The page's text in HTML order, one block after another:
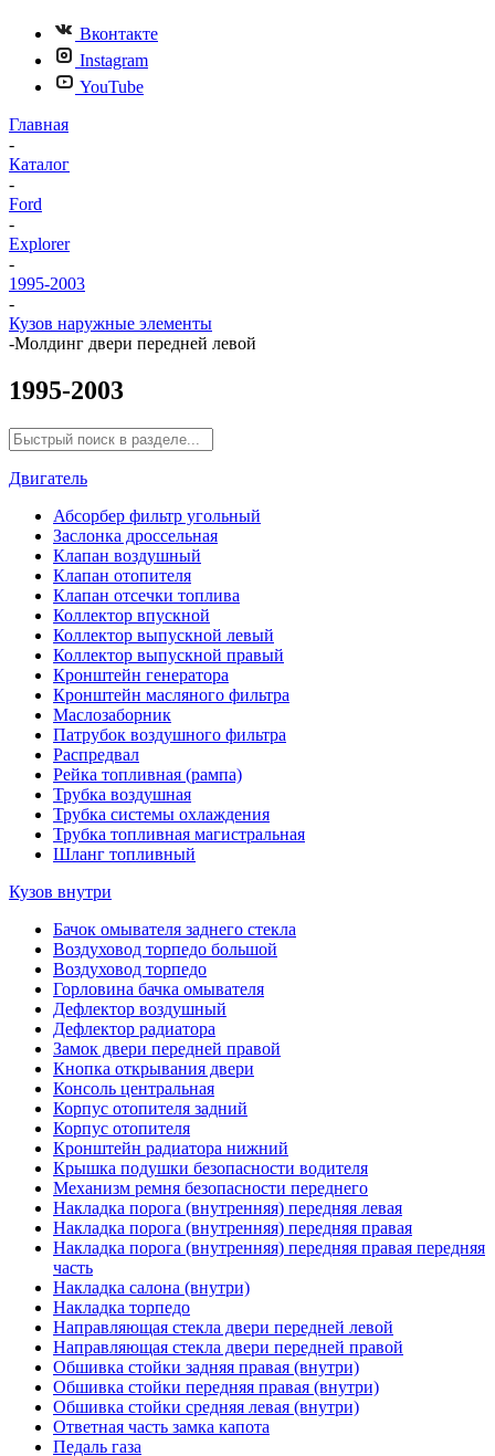
Вконтакте
Instagram
YouTube
Главная
-
Каталог
-
Ford
-
Explorer
-
1995-2003
-
Кузов наружные элементы
-Молдинг двери передней левой
1995-2003
Двигатель
Абсорбер фильтр угольный
Заслонка дроссельная
Клапан воздушный
Клапан отопителя
Клапан отсечки топлива
Коллектор впускной
Коллектор выпускной левый
Коллектор выпускной правый
Кронштейн генератора
Кронштейн масляного фильтра
Маслозаборник
Патрубок воздушного фильтра
Распредвал
Рейка топливная (рампа)
Трубка воздушная
Трубка системы охлаждения
Трубка топливная магистральная
Шланг топливный
Кузов внутри
Бачок омывателя заднего стекла
Воздуховод торпедо большой
Воздуховод торпедо
Горловина бачка омывателя
Дефлектор воздушный
Дефлектор радиатора
Замок двери передней правой
Кнопка открывания двери
Консоль центральная
Корпус отопителя задний
Корпус отопителя
Кронштейн радиатора нижний
Крышка подушки безопасности водителя
Механизм ремня безопасности переднего
Накладка порога (внутренняя) передняя левая
Накладка порога (внутренняя) передняя правая
Накладка порога (внутренняя) передняя правая передняя
часть
Накладка салона (внутри)
Накладка торпедо
Направляющая стекла двери передней левой
Направляющая стекла двери передней правой
Обшивка стойки задняя правая (внутри)
Обшивка стойки передняя правая (внутри)
Обшивка стойки средняя левая (внутри)
Ответная часть замка капота
Педаль газа